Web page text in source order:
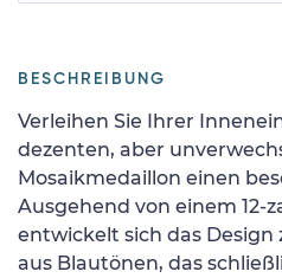
BESCHREIBUNG
Verleihen Sie Ihrer
dezenten, aber
Mosaikmedaillon einen
Ausgehend von einem 12-
entwickelt sich das Design
aus Blautönen, das